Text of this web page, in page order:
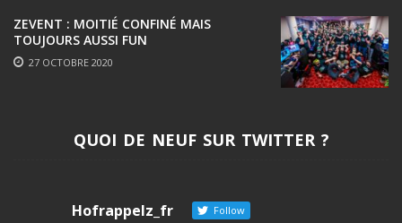
ZEVENT : MOITIÉ CONFINÉ MAIS
TOUJOURS AUSSI FUN
27 OCTOBRE 2020
QUOI DE NEUF SUR TWITTER ?
Hofrappelz_fr Follow